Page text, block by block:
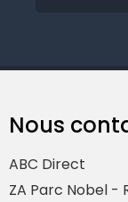
Nous
ABC Direct
ZA Parc Nobel -